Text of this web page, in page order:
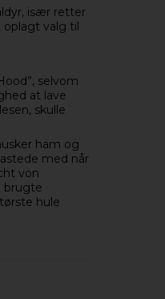
især retter
oplagt valg til
selvom
at lave
skulle
ham og
med når
von
brugte
hule